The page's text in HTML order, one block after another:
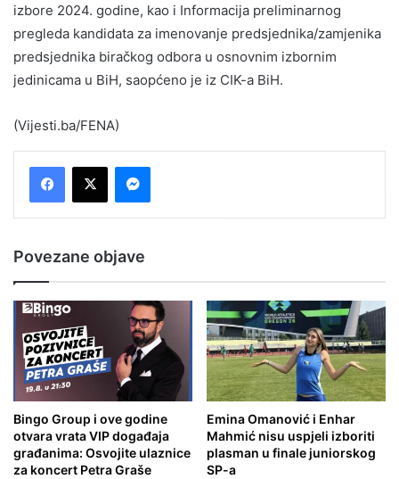
izbore 2024. godine, kao i Informacija preliminarnog
pregleda kandidata za imenovanje predsjednika/zamjenika
predsjednika biračkog odbora u osnovnim izbornim
jedinicama u BiH, saopćeno je iz CIK-a BiH.
(Vijesti.ba/FENA)
Povezane objave
Bingo Group i ove godine
otvara vrata VIP događaja
građanima: Osvojite ulaznice
za koncert Petra Graše
Emina Omanović i Enhar
Mahmić nisu uspjeli izboriti
plasman u finale juniorskog
SP-a